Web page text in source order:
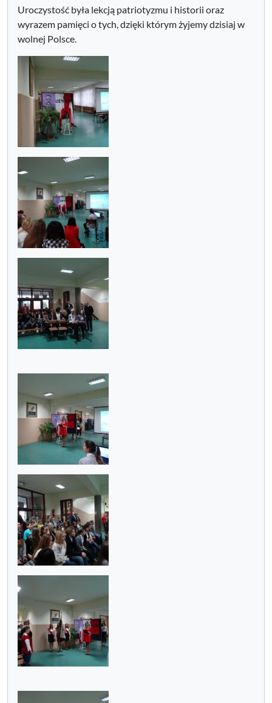
Uroczystość była lekcją patriotyzmu i historii oraz
wyrazem pamięci o tych, dzięki którym żyjemy dzisiaj w
wolnej Polsce.